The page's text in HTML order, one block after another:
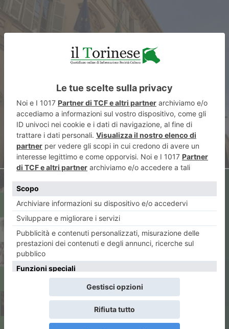
ARTICOLO PRECEDENTE
sanitaria
ARTICOLO SUCCESSIVO
Chiamati due volte: i martiri
d’Algeria